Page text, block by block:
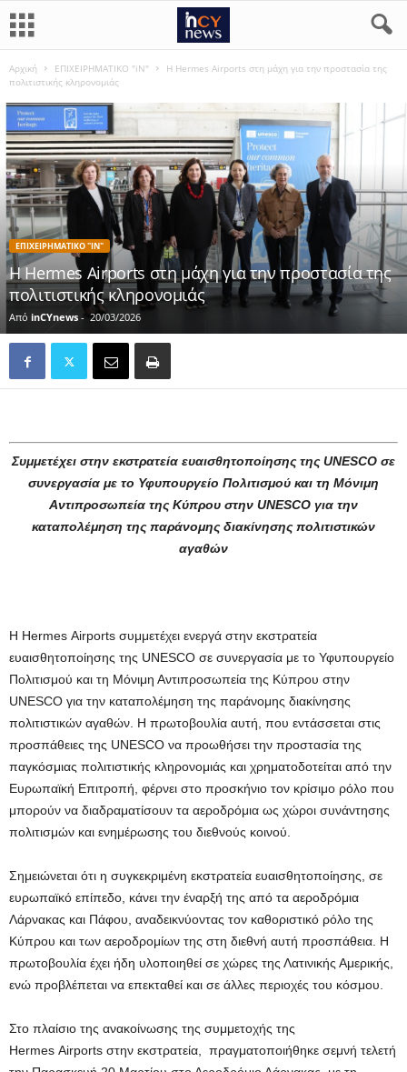
Αρχική ΕΠΙΧΕΙΡΗΜΑΤΙΚΟ "iN"
Η Hermes Airports στη μάχη για την προστασία της
πολιτιστικής κληρονομιάς
ΕΠΙΧΕΙΡΗΜΑΤΙΚΟ "IN"
Η Hermes Airports στη μάχη για την προστασία της
πολιτιστικής κληρονομιάς
Από inCYnews - 20/03/2026
Συμμετέχει στην εκστρατεία ευαισθητοποίησης της UNESCO σε
συνεργασία με το Υφυπουργείο Πολιτισμού και τη Μόνιμη
Αντιπροσωπεία της Κύπρου στην UNESCO για την
καταπολέμηση της παράνομης διακίνησης πολιτιστικών
αγαθών
Η Hermes Airports συμμετέχει ενεργά στην εκστρατεία
ευαισθητοποίησης της UNESCO σε συνεργασία με το Υφυπουργείο
Πολιτισμού και τη Μόνιμη Αντιπροσωπεία της Κύπρου στην
UNESCO για την καταπολέμηση της παράνομης διακίνησης
πολιτιστικών αγαθών. Η πρωτοβουλία αυτή, που εντάσσεται στις
προσπάθειες της UNESCO να προωθήσει την προστασία της
παγκόσμιας πολιτιστικής κληρονομιάς και χρηματοδοτείται από την
Ευρωπαϊκή Επιτροπή, φέρνει στο προσκήνιο τον κρίσιμο ρόλο που
μπορούν να διαδραματίσουν τα αεροδρόμια ως χώροι συνάντησης
πολιτισμών και ενημέρωσης του διεθνούς κοινού.
Σημειώνεται ότι η συγκεκριμένη εκστρατεία ευαισθητοποίησης, σε
ευρωπαϊκό επίπεδο, κάνει την έναρξή της από τα αεροδρόμια
Λάρνακας και Πάφου, αναδεικνύοντας τον καθοριστικό ρόλο της
Κύπρου και των αεροδρομίων της στη διεθνή αυτή προσπάθεια. Η
πρωτοβουλία έχει ήδη υλοποιηθεί σε χώρες της Λατινικής Αμερικής,
ενώ προβλέπεται να επεκταθεί και σε άλλες περιοχές του κόσμου.
Στο πλαίσιο της ανακοίνωσης της συμμετοχής της
Hermes Airports στην εκστρατεία, πραγματοποιήθηκε σεμνή τελετή